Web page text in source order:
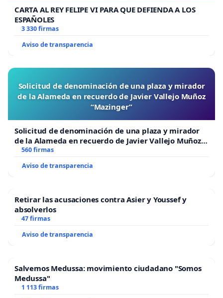
CARTA AL REY FELIPE VI PARA QUE DEFIENDA A LOS
ESPAÑOLES
3 330 firmas
Aviso de transparencia
Solicitud de denominación de una plaza y mirador
de la Alameda en recuerdo de Javier Vallejo Muñoz
“Mazinger”
Solicitud de denominación de una plaza y mirador
de la Alameda en recuerdo de Javier Vallejo Muñoz
“Mazinger”
560 firmas
Aviso de transparencia
Retirar las acusaciones contra Asier y Youssef y
absolverlos
47 firmas
Aviso de transparencia
Salvemos Medussa: movimiento ciudadano "Somos
Medussa"
1 113 firmas